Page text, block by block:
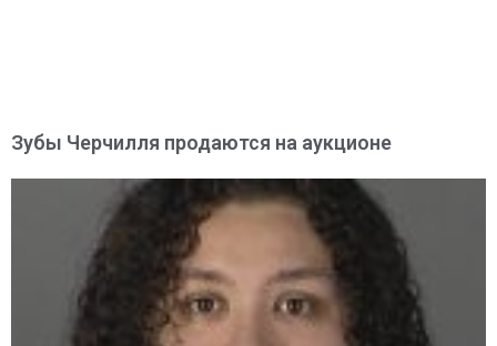
Зубы Черчилля продаются на аукционе